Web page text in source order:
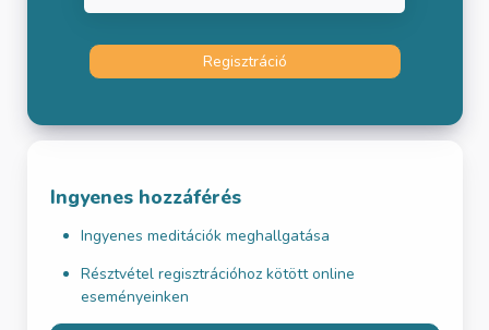
Regisztráció
Ingyenes hozzáférés
Ingyenes meditációk meghallgatása
Résztvétel regisztrációhoz kötött online
eseményeinken